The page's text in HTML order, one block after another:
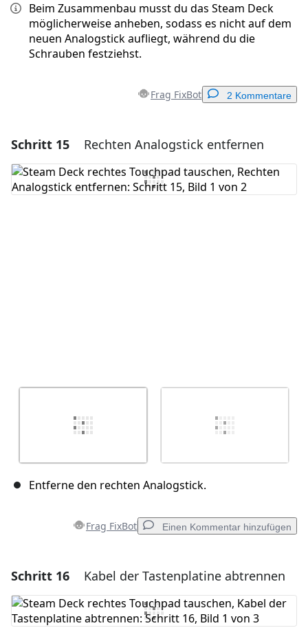
Beim Zusammenbau musst du das Steam Deck
möglicherweise anheben, sodass es nicht auf dem
neuen Analogstick aufliegt, während du die
Schrauben festziehst.
Frag FixBot 2 Kommentare
Einen Kommentar hinzufügen
Kommentar hinzufügen
Schritt 15 Rechten Analogstick entfernen
Entferne den rechten Analogstick.
Frag FixBot Einen Kommentar hinzufügen
Einen Kommentar hinzufügen
Kommentar hinzufügen
Schritt 16 Kabel der Tastenplatine abtrennen